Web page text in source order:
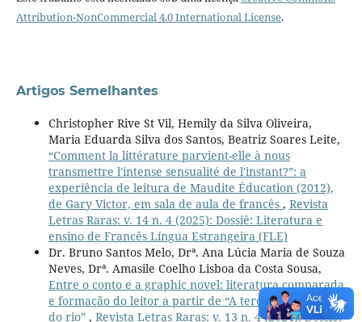
Attribution-NonCommercial 4.0 International License.
Artigos Semelhantes
Christopher Rive St Vil, Hemily da Silva Oliveira,
Maria Eduarda Silva dos Santos, Beatriz Soares Leite,
“Comment la littérature parvient-elle à nous
transmettre l'intense sensualité de l'instant?”: a
experiência de leitura de Maudite Éducation (2012),
de Gary Victor, em sala de aula de francês , Revista
Letras Raras: v. 14 n. 4 (2025): Dossiê: Literatura e
ensino de Francês Língua Estrangeira (FLE)
Dr. Bruno Santos Melo, Drª. Ana Lúcia Maria de Souza
Neves, Drª. Amasile Coelho Lisboa da Costa Sousa,
Entre o conto e a graphic novel: literatura comparada
e formação do leitor a partir de “A terceira margem
do rio” , Revista Letras Raras: v. 13 n. 4 (2024): Dossiê: